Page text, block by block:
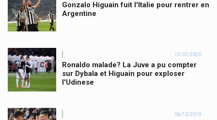
Gonzalo Higuain fuit l'Italie pour rentrer en
Argentine
15/01/2020
Ronaldo malade? La Juve a pu compter
sur Dybala et Higuain pour exploser
l'Udinese
06/10/2019